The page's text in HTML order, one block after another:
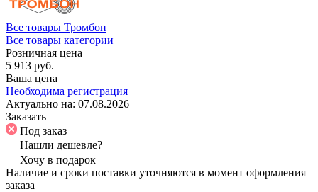
Все товары Тромбон
Все товары категории
Розничная цена
5 913 руб.
Ваша цена
Необходима регистрация
Актуально на: 07.08.2026
Заказать
Под заказ
Нашли дешевле?
Хочу в подарок
Наличие и сроки поставки уточняются в момент оформления
заказа